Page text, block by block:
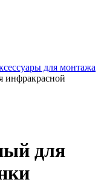
для монтажа
инфракрасной
для